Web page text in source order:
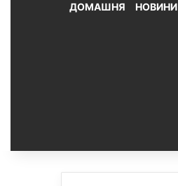
ДОМАШНЯ НОВИНИ